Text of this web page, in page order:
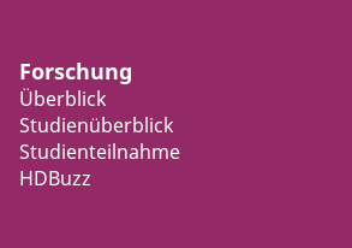
Forschung
Überblick
Studienüberblick
Studienteilnahme
HDBuzz